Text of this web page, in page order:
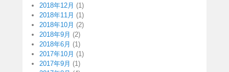
2018年12月 (1)
2018年11月 (1)
2018年10月 (2)
2018年9月 (2)
2018年6月 (1)
2017年10月 (1)
2017年9月 (1)